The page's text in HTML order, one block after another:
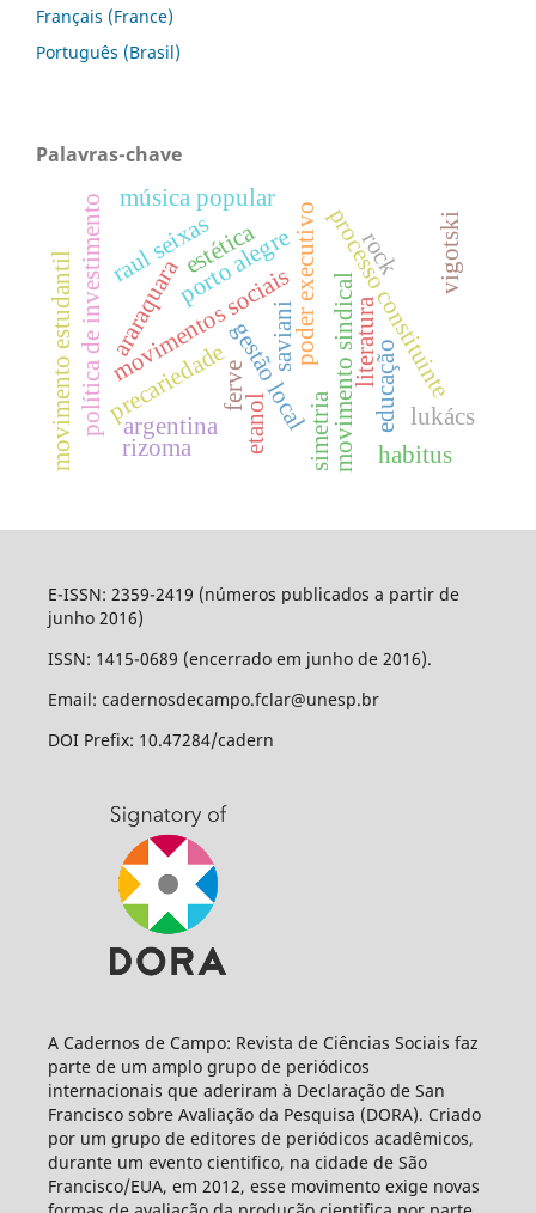
Français (France)
Português (Brasil)
Palavras-chave
precariedade
movimentos sociais movimento sindical
ferve processo constituinte
poder executivo
política de investimento gestão local
porto alegre
araraquara
argentina
movimento estudantil literaturaeducação
estética
lukács
vigotski
saviani
raul seixas
música popular
rock
etanol
rizoma simetria habitus
E-ISSN: 2359-2419 (números publicados a partir de
junho 2016)
ISSN: 1415-0689 (encerrado em junho de 2016).
Email: cadernosdecampo.fclar@unesp.br
DOI Prefix: 10.47284/cadern
A Cadernos de Campo: Revista de Ciências Sociais faz
parte de um amplo grupo de periódicos
internacionais que aderiram à Declaração de San
Francisco sobre Avaliação da Pesquisa (DORA). Criado
por um grupo de editores de periódicos acadêmicos,
durante um evento cientifico, na cidade de São
Francisco/EUA, em 2012, esse movimento exige novas